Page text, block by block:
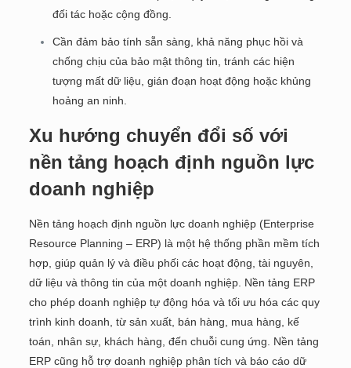
đối tác hoặc cộng đồng.
Cần đảm bảo tính sẵn sàng, khả năng phục hồi và
chống chịu của bảo mật thông tin, tránh các hiện
tượng mất dữ liệu, gián đoạn hoạt động hoặc khủng
hoảng an ninh.
Xu hướng chuyển đổi số với
nền tảng hoạch định nguồn lực
doanh nghiệp
Nền tảng hoạch định nguồn lực doanh nghiệp (Enterprise
Resource Planning – ERP) là một hệ thống phần mềm tích
hợp, giúp quản lý và điều phối các hoạt động, tài nguyên,
dữ liệu và thông tin của một doanh nghiệp. Nền tảng ERP
cho phép doanh nghiệp tự động hóa và tối ưu hóa các quy
trình kinh doanh, từ sản xuất, bán hàng, mua hàng, kế
toán, nhân sự, khách hàng, đến chuỗi cung ứng. Nền tảng
ERP cũng hỗ trợ doanh nghiệp phân tích và báo cáo dữ